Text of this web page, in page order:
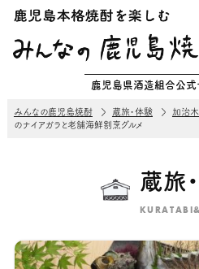
鹿児島県酒造組合公式
みんなの鹿児島焼酎 蔵旅・体験 加治木
のナイアガラと老舗海鮮割烹グルメ
蔵旅